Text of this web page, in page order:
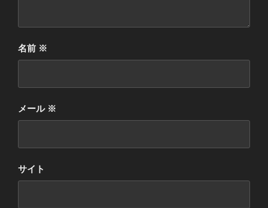
名前 ※
メール ※
サイト